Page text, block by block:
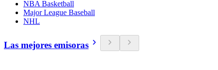
NBA Basketball
Major League Baseball
NHL
Las mejores emisoras